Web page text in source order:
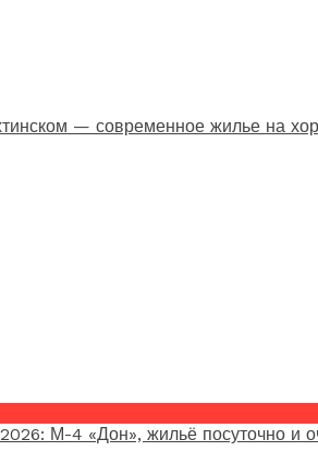
— современное жилье на
М-4 «Дон», жильё посуточно и